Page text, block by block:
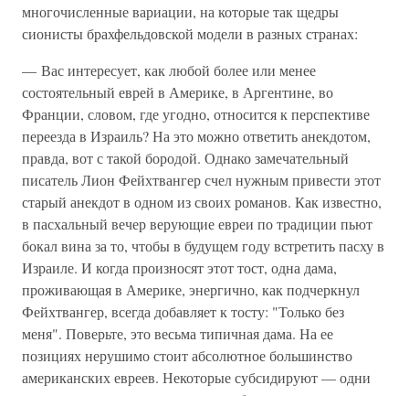
многочисленные вариации, на которые так щедры
сионисты брахфельдовской модели в разных странах:
— Вас интересует, как любой более или менее
состоятельный еврей в Америке, в Аргентине, во
Франции, словом, где угодно, относится к перспективе
переезда в Израиль? На это можно ответить анекдотом,
правда, вот с такой бородой. Однако замечательный
писатель Лион Фейхтвангер счел нужным привести этот
старый анекдот в одном из своих романов. Как известно,
в пасхальный вечер верующие евреи по традиции пьют
бокал вина за то, чтобы в будущем году встретить пасху в
Израиле. И когда произносят этот тост, одна дама,
проживающая в Америке, энергично, как подчеркнул
Фейхтвангер, всегда добавляет к тосту: "Только без
меня". Поверьте, это весьма типичная дама. На ее
позициях нерушимо стоит абсолютное большинство
американских евреев. Некоторые субсидируют — одни